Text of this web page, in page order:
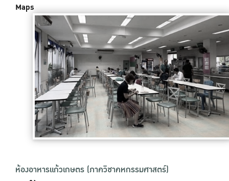
Maps
ห้องอาหารแก้วเกษตร (ภาควิชาคหกรรมศาสตร์)